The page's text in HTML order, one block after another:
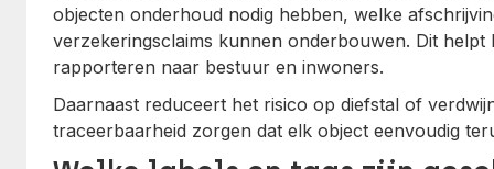
objecten onderhoud nodig hebben, welke
verzekeringsclaims kunnen onderbouwen. Dit helpt
rapporteren naar bestuur en inwoners.
Daarnaast reduceert het risico op diefstal of
traceerbaarheid zorgen dat elk object eenvoudig